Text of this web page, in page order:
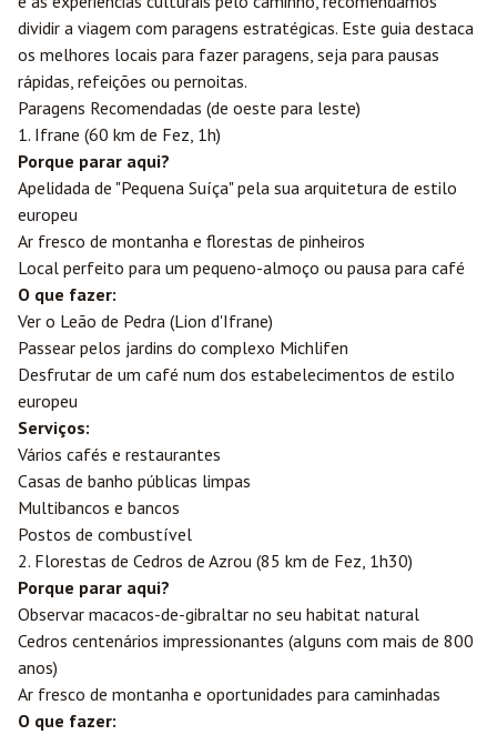
dividir a viagem com paragens estratégicas. Este guia destaca
os melhores locais para fazer paragens, seja para pausas
rápidas, refeições ou pernoitas.
Paragens Recomendadas (de oeste para leste)
1. Ifrane (60 km de Fez, 1h)
Porque parar aqui?
Apelidada de "Pequena Suíça" pela sua arquitetura de estilo
europeu
Ar fresco de montanha e florestas de pinheiros
Local perfeito para um pequeno-almoço ou pausa para café
O que fazer:
Ver o Leão de Pedra (Lion d'Ifrane)
Passear pelos jardins do complexo Michlifen
Desfrutar de um café num dos estabelecimentos de estilo
europeu
Serviços:
Vários cafés e restaurantes
Casas de banho públicas limpas
Multibancos e bancos
Postos de combustível
2. Florestas de Cedros de Azrou (85 km de Fez, 1h30)
Porque parar aqui?
Observar macacos-de-gibraltar no seu habitat natural
Cedros centenários impressionantes (alguns com mais de 800
anos)
Ar fresco de montanha e oportunidades para caminhadas
O que fazer: